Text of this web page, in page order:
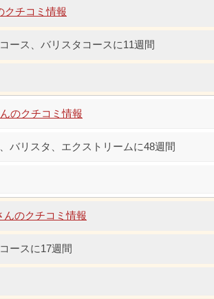
クチコミ情報
ース、バリスタコースに11週間
のクチコミ情報
バリスタ、エクストリームに48週間
んのクチコミ情報
ースに17週間